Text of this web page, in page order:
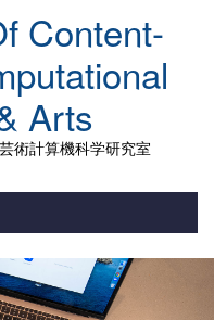
Content-
Arts
術計算機科学研究室